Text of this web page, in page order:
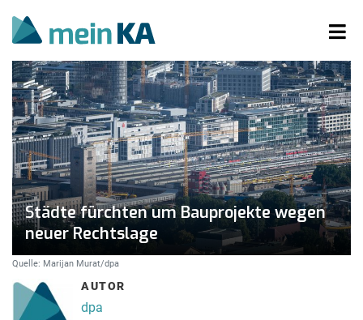
Städte fürchten um Bauprojekte wegen
neuer Rechtslage
Quelle: Marijan Murat/dpa
AUTOR
dpa